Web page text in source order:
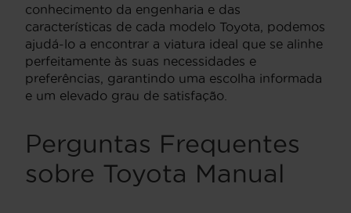
conhecimento da engenharia e das
características de cada modelo Toyota, podemos
ajudá-lo a encontrar a viatura ideal que se alinhe
perfeitamente às suas necessidades e
preferências, garantindo uma escolha informada
e um elevado grau de satisfação.
Perguntas Frequentes
sobre Toyota Manual